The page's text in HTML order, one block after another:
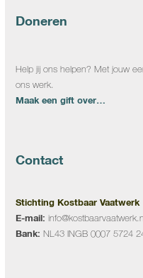
Doneren
Help jij ons helpen? Met jouw
ons werk.
Maak een gift over…
Contact
Stichting Kostbaar Vaatwerk
E-mail:
Bank: NL43 INGB 0007 5724